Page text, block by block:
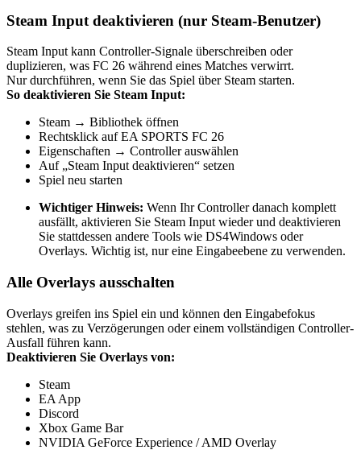
Steam Input deaktivieren (nur Steam-Benutzer)
Steam Input kann Controller-Signale überschreiben oder
duplizieren, was FC 26 während eines Matches verwirrt.
Nur durchführen, wenn Sie das Spiel über Steam starten.
So deaktivieren Sie Steam Input:
Steam → Bibliothek öffnen
Rechtsklick auf EA SPORTS FC 26
Eigenschaften → Controller auswählen
Auf „Steam Input deaktivieren“ setzen
Spiel neu starten
Wichtiger Hinweis: Wenn Ihr Controller danach komplett
ausfällt, aktivieren Sie Steam Input wieder und deaktivieren
Sie stattdessen andere Tools wie DS4Windows oder
Overlays. Wichtig ist, nur eine Eingabeebene zu verwenden.
Alle Overlays ausschalten
Overlays greifen ins Spiel ein und können den Eingabefokus
stehlen, was zu Verzögerungen oder einem vollständigen Controller-
Ausfall führen kann.
Deaktivieren Sie Overlays von:
Steam
EA App
Discord
Xbox Game Bar
NVIDIA GeForce Experience / AMD Overlay